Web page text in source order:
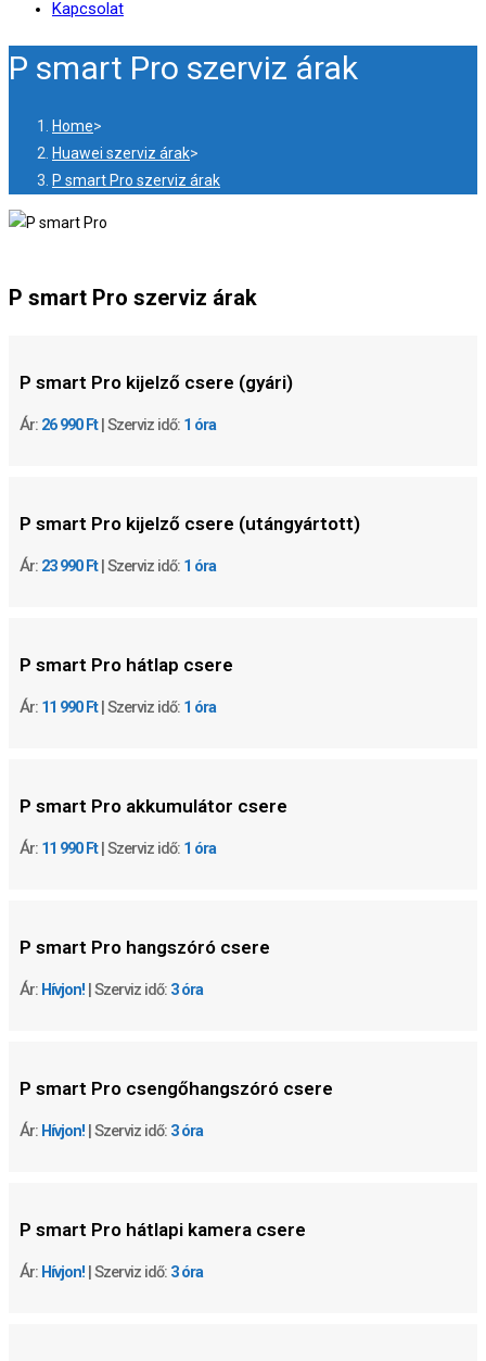
Kapcsolat
P smart Pro szerviz árak
Home>
Huawei szerviz árak>
P smart Pro szerviz árak
P smart Pro szerviz árak
P smart Pro kijelző csere (gyári)
Ár: 26 990 Ft| Szerviz idő: 1 óra
P smart Pro kijelző csere (utángyártott)
Ár: 23 990 Ft| Szerviz idő: 1 óra
P smart Pro hátlap csere
Ár: 11 990 Ft| Szerviz idő: 1 óra
P smart Pro akkumulátor csere
Ár: 11 990 Ft| Szerviz idő: 1 óra
P smart Pro hangszóró csere
Ár: Hívjon! | Szerviz idő: 3 óra
P smart Pro csengőhangszóró csere
Ár: Hívjon! | Szerviz idő: 3 óra
P smart Pro hátlapi kamera csere
Ár: Hívjon! | Szerviz idő: 3 óra